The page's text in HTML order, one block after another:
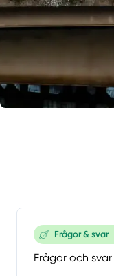
Frågor & svar
Frågor och